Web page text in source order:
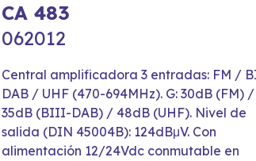
CA 483
062012
Central amplificadora 3 entradas: FM /
DAB / UHF (470-694MHz). G: 30dB (FM) /
35dB (BIII-DAB) / 48dB (UHF). Nivel de
salida (DIN 45004B): 124dBμV. Con
alimentación 12/24Vdc conmutable en